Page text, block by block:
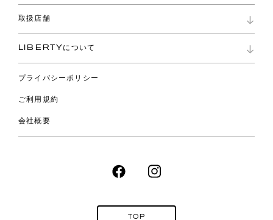
よくあるご質問
ご利用ガイド
コレクション
ファブリックス
バッグ
スカーフ
ウェア
ライフスタイル
スペシャル
取扱店舗
リバティ・ファブリックス
LIBERTYについて
プライバシーポリシー
ご利用規約
会社概要
TOP